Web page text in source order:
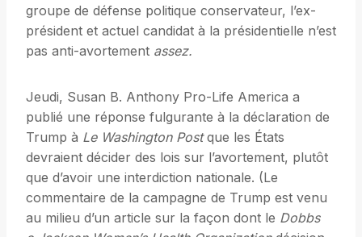
groupe de défense politique conservateur, l’ex-
président et actuel candidat à la présidentielle n’est
pas anti-avortement assez.
Jeudi, Susan B. Anthony Pro-Life America a
publié une réponse fulgurante à la déclaration de
Trump à Le Washington Postque les États
devraient décider des lois sur l’avortement, plutôt
que d’avoir une interdiction nationale. (Le
commentaire de la campagne de Trump est venu
au milieu d’un article sur la façon dont le Dobbs